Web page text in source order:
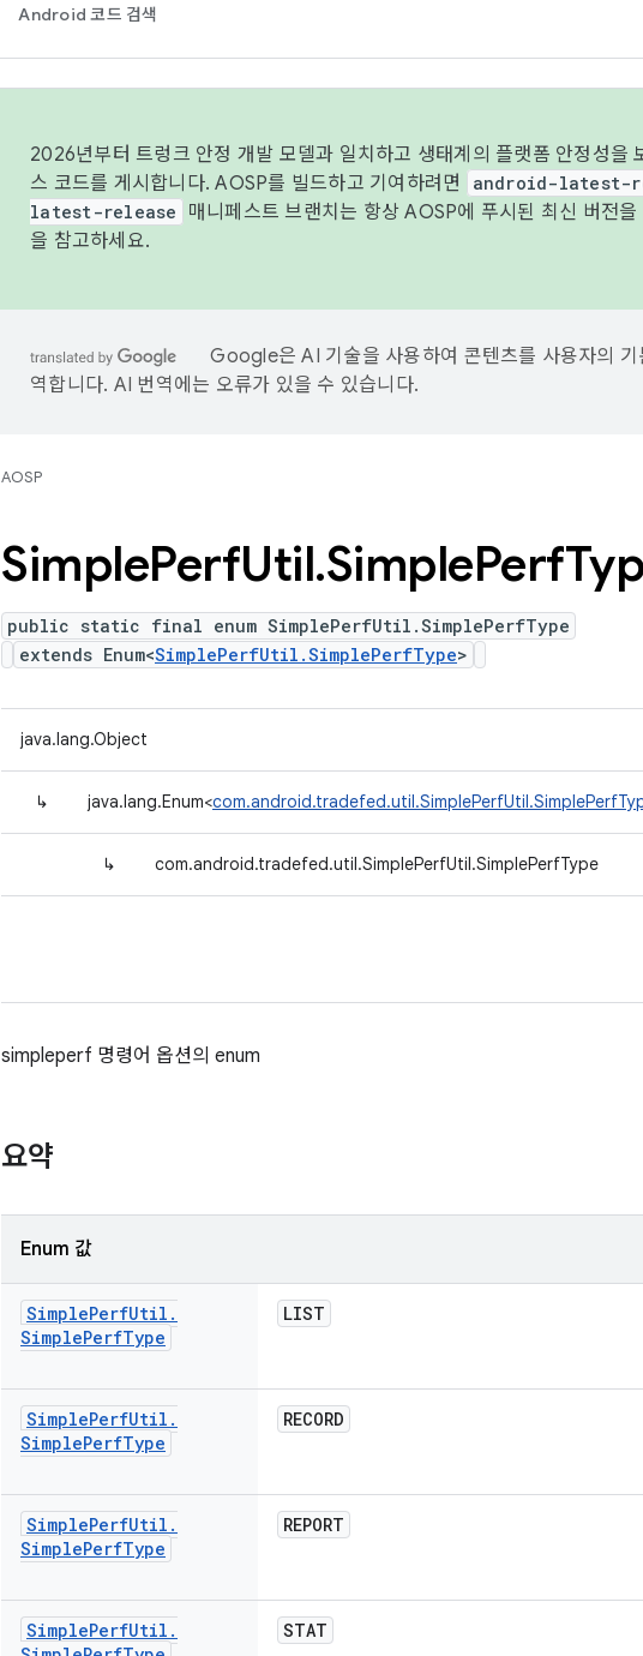
Android 코드 검색
2026년부터 트렁크 안정 개발 모델과 일치하고 생태계의 플랫폼 안정성을
스 코드를 게시합니다. AOSP를 빌드하고 기여하려면
android-latest-
latest-release
매니페스트 브랜치는 항상 AOSP에 푸시된 최신 버전
을 참고하세요.
Google은 AI 기술을 사용하여 콘텐츠를 사용자의 기
역합니다. AI 번역에는 오류가 있을 수 있습니다.
AOSP
SimplePerfUtil.SimplePerf
public static final enum SimplePerfUtil.SimplePerfType
extends Enum<SimplePerfUtil.SimplePerfType>
java.lang.Object
↳ java.lang.Enum<
↳ com.android.tradefed.util.SimplePerfUtil.SimplePerfType
simpleperf 명령어 옵션의 enum
요약
Enum 값
SimplePerfUtil .
SimplePerfType
LIST
SimplePerfUtil .
SimplePerfType
RECORD
SimplePerfUtil .
SimplePerfType
REPORT
SimplePerfUtil .
STAT